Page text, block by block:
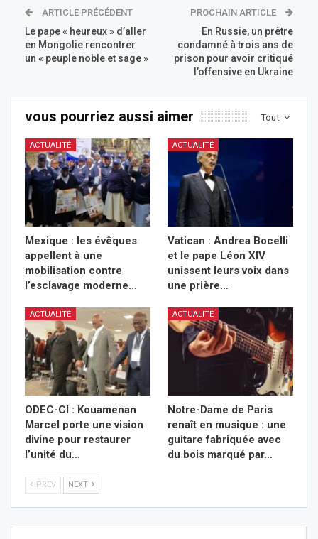
ARTICLE PRÉCÉDENT
Le pape « heureux » d’aller
en Mongolie rencontrer
un « peuple noble et sage »
PROCHAIN ARTICLE
En Russie, un prêtre
condamné à trois ans de
prison pour avoir critiqué
l’offensive en Ukraine
Tout
vous pourriez aussi aimer
ACTUALITÉ
Mexique : les évêques
appellent à une
mobilisation contre
l’esclavage moderne…
ACTUALITÉ
Vatican : Andrea Bocelli
et le pape Léon XIV
unissent leurs voix dans
une prière…
ACTUALITÉ
ODEC-CI : Kouamenan
Marcel porte une vision
divine pour restaurer
l’unité du…
ACTUALITÉ
Notre-Dame de Paris
renaît en musique : une
guitare fabriquée avec
du bois marqué par…
PREV NEXT